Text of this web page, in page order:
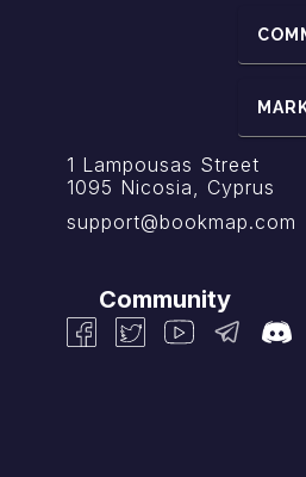
1 Lampousas Street
1095 Nicosia, Cyprus
support@bookmap.com
Community